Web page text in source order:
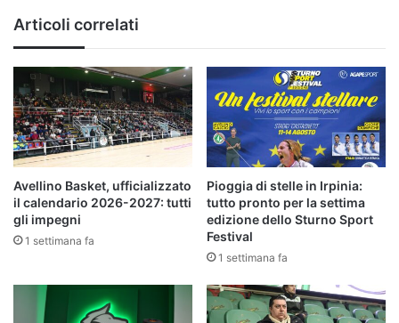
del
girone
B
Articoli correlati
Avellino Basket, ufficializzato
il calendario 2026-2027: tutti
gli impegni
1 settimana fa
Pioggia di stelle in Irpinia:
tutto pronto per la settima
edizione dello Sturno Sport
Festival
1 settimana fa